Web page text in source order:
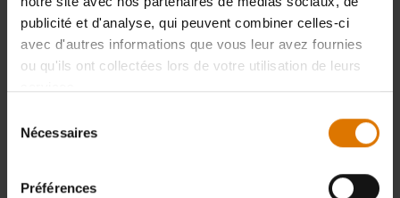
publicité et d'analyse, qui peuvent combiner celles-ci
avec d'autres informations que vous leur avez fournies
ou qu'ils ont collectées lors de votre utilisation de leurs
Nécessaires
Préférences